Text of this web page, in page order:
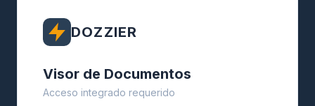
DOZZIER
Visor de Documentos
Acceso integrado requerido